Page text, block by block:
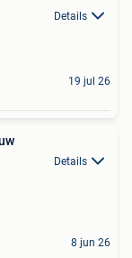
Details
19 jul 26
Details
8 jun 26